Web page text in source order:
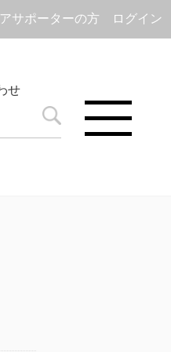
サポーターの方 ログイン
せ